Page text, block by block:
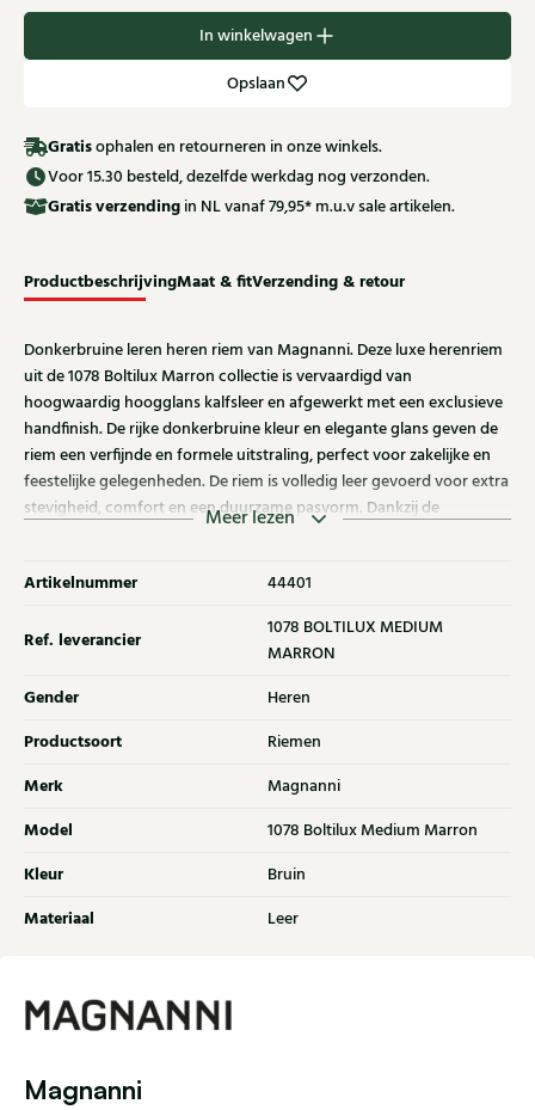
In winkelwagen
Opslaan
Gratisophalen en retourneren in onze winkels.
Voor 15.30 besteld, dezelfde werkdag nog verzonden.
Gratisverzending in NL vanaf 79,95* m.u.v sale artikelen.
ProductbeschrijvingMaat & fitVerzending & retour
Donkerbruine leren heren riem van Magnanni. Deze luxe herenriem
uit de 1078 Boltilux Marron collectie is vervaardigd van
hoogwaardig hoogglans kalfsleer en afgewerkt met een exclusieve
handfinish. De rijke donkerbruine kleur en elegante glans geven de
riem een verfijnde en formele uitstraling, perfect voor zakelijke en
feestelijke gelegenheden. De riem is volledig leer gevoerd voor extra
stevigheid, comfort en een duurzame pasvorm. Dankzij de
Magnanni bij Klijsen.
Meer lezen
Artikelnummer 44401
Ref. leverancier
1078 BOLTILUX MEDIUM
MARRON
Gender Heren
Productsoort Riemen
Merk Magnanni
Model 1078 Boltilux Medium Marron
Kleur Bruin
Materiaal Leer
Magnanni